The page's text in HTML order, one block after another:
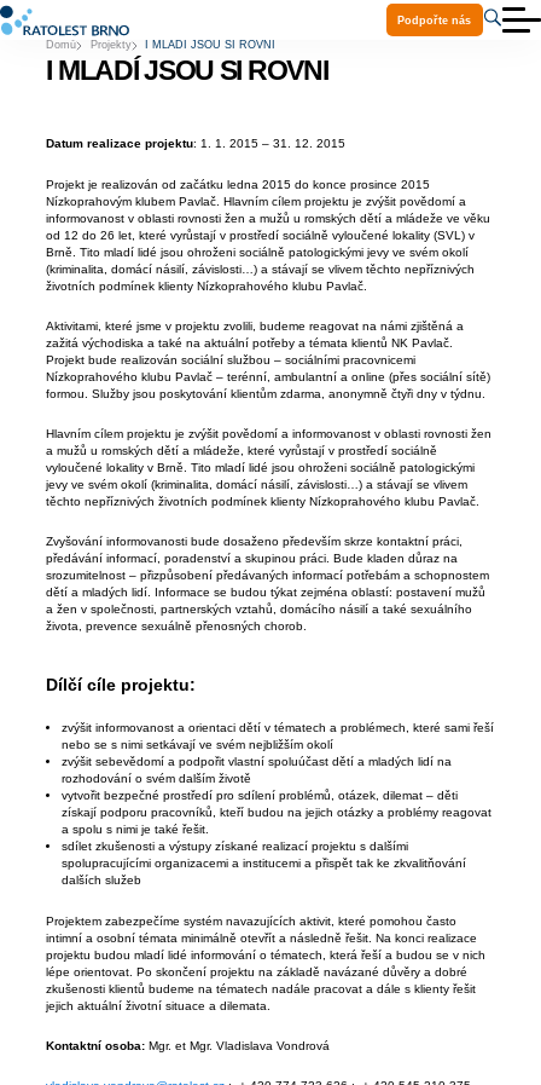
O nás
Aktuality
Ke stažení
Praxe a stáže
Kontakty
Pomoc Ukrajině
Podpořte nás
Domů Projekty I MLADÍ JSOU SI ROVNI
I MLADÍ JSOU SI ROVNI
Datum realizace projektu: 1. 1. 2015 – 31. 12. 2015
Projekt je realizován od začátku ledna 2015 do konce prosince 2015
Nízkoprahovým klubem Pavlač. Hlavním cílem projektu je zvýšit povědomí a
informovanost v oblasti rovnosti žen a mužů u romských dětí a mládeže ve věku
od 12 do 26 let, které vyrůstají v prostředí sociálně vyloučené lokality (SVL) v
Brně. Tito mladí lidé jsou ohroženi sociálně patologickými jevy ve svém okolí
(kriminalita, domácí násilí, závislosti…) a stávají se vlivem těchto nepříznivých
životních podmínek klienty Nízkoprahového klubu Pavlač.
Aktivitami, které jsme v projektu zvolili, budeme reagovat na námi zjištěná a
zažitá východiska a také na aktuální potřeby a témata klientů NK Pavlač.
Projekt bude realizován sociální službou – sociálními pracovnicemi
Nízkoprahového klubu Pavlač – terénní, ambulantní a online (přes sociální sítě)
formou. Služby jsou poskytování klientům zdarma, anonymně čtyři dny v týdnu.
Hlavním cílem projektu je zvýšit povědomí a informovanost v oblasti rovnosti žen
a mužů u romských dětí a mládeže, které vyrůstají v prostředí sociálně
vyloučené lokality v Brně. Tito mladí lidé jsou ohroženi sociálně patologickými
jevy ve svém okolí (kriminalita, domácí násilí, závislosti…) a stávají se vlivem
těchto nepříznivých životních podmínek klienty Nízkoprahového klubu Pavlač.
Zvyšování informovanosti bude dosaženo především skrze kontaktní práci,
předávání informací, poradenství a skupinou práci. Bude kladen důraz na
srozumitelnost – přizpůsobení předávaných informací potřebám a schopnostem
dětí a mladých lidí. Informace se budou týkat zejména oblastí: postavení mužů
a žen v společnosti, partnerských vztahů, domácího násilí a také sexuálního
života, prevence sexuálně přenosných chorob.
Dílčí cíle projektu:
zvýšit informovanost a orientaci dětí v tématech a problémech, které sami řeší
nebo se s nimi setkávají ve svém nejbližším okolí
zvýšit sebevědomí a podpořit vlastní spoluúčast dětí a mladých lidí na
rozhodování o svém dalším životě
vytvořit bezpečné prostředí pro sdílení problémů, otázek, dilemat – děti
získají podporu pracovníků, kteří budou na jejich otázky a problémy reagovat
a spolu s nimi je také řešit.
sdílet zkušenosti a výstupy získané realizací projektu s dalšími
spolupracujícími organizacemi a institucemi a přispět tak ke zkvalitňování
dalších služeb
Projektem zabezpečíme systém navazujících aktivit, které pomohou často
intimní a osobní témata minimálně otevřít a následně řešit. Na konci realizace
projektu budou mladí lidé informování o tématech, která řeší a budou se v nich
lépe orientovat. Po skončení projektu na základě navázané důvěry a dobré
zkušenosti klientů budeme na tématech nadále pracovat a dále s klienty řešit
jejich aktuální životní situace a dilemata.
Kontaktní osoba: Mgr. et Mgr. Vladislava Vondrová